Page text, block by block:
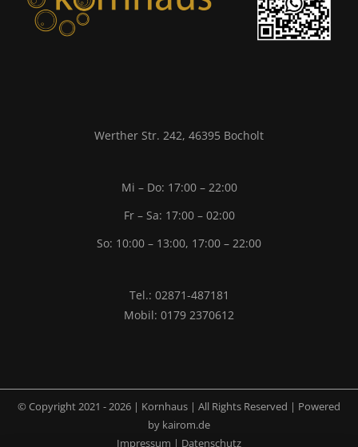
Werther Str. 242, 46395 Bocholt
Mi – Do: 17:00 – 22:00
Fr – Sa: 17:00 – 02:00
So: 10:00 – 13:00, 17:00 – 22:00
Tel.: 02871-487181
Mobil: 0179 2370612
© Copyright 2021 -2026 | Kornhaus | All Rights Reserved | Powered
by kairom.de
Impressum | Datenschutz